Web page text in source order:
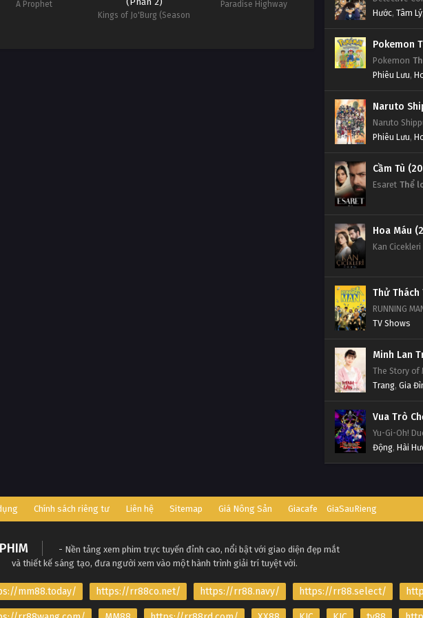
A Prophet
Kings of Jo'Burg (Season
Paradise Highway
Hước, Tâm Lý
Pokemon
Pokemon
Phiêu Lưu,
Naruto
Naruto
Phiêu Lưu,
Cầm Tù
Esaret Thể
Hoa Máu
Kan Cicekleri
Thử Thách
RUNNING
TV Shows
Minh Lan
The Story of
Trang, Gia
Yu-Gi-Oh!
Động, Hài
Chính sách riêng tư Liên hệ Sitemap Giá Nông Sản Giacafe GiaSauRieng
- Nền tảng xem phim trực tuyến đỉnh cao, nổi bật với giao diện đẹp mắt
và thiết kế sáng tạo, đưa người xem vào một hành trình giải trí tuyệt vời.
mm88.today/ https://rr88co.net/ https://rr88.navy/ https://rr88.select/